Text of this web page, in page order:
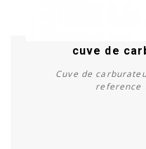
cuve de
Cuve de
reference